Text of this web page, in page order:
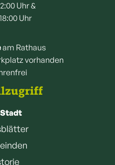
Uhr &
Uhr
am Rathaus
vorhanden